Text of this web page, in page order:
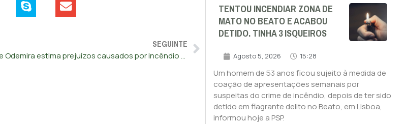
SEGUINTE
Autarca de Odemira estima prejuízos causados por incêndio em 10 milhões de euros
TENTOU INCENDIAR ZONA DE
MATO NO BEATO E ACABOU
DETIDO. TINHA 3 ISQUEIROS
Agosto 5, 2026 15:28
Um homem de 53 anos ficou sujeito à medida de
coação de apresentações semanais por
suspeitas do crime de incêndio, depois de ter sido
detido em flagrante delito no Beato, em Lisboa,
informou hoje a PSP.